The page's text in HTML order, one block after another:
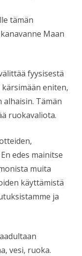
tämän
Maan
fyysisestä
eniten,
Tämän
ruokavaliota.
edes mainitse
muita
käyttämistä
ja
vesi, ruoka.